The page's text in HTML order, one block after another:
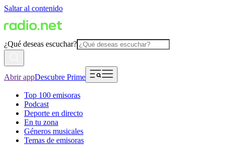
Saltar al contenido
¿Qué deseas escuchar?
Abrir appDescubre Prime
Top 100 emisoras
Podcast
Deporte en directo
En tu zona
Géneros musicales
Temas de emisoras